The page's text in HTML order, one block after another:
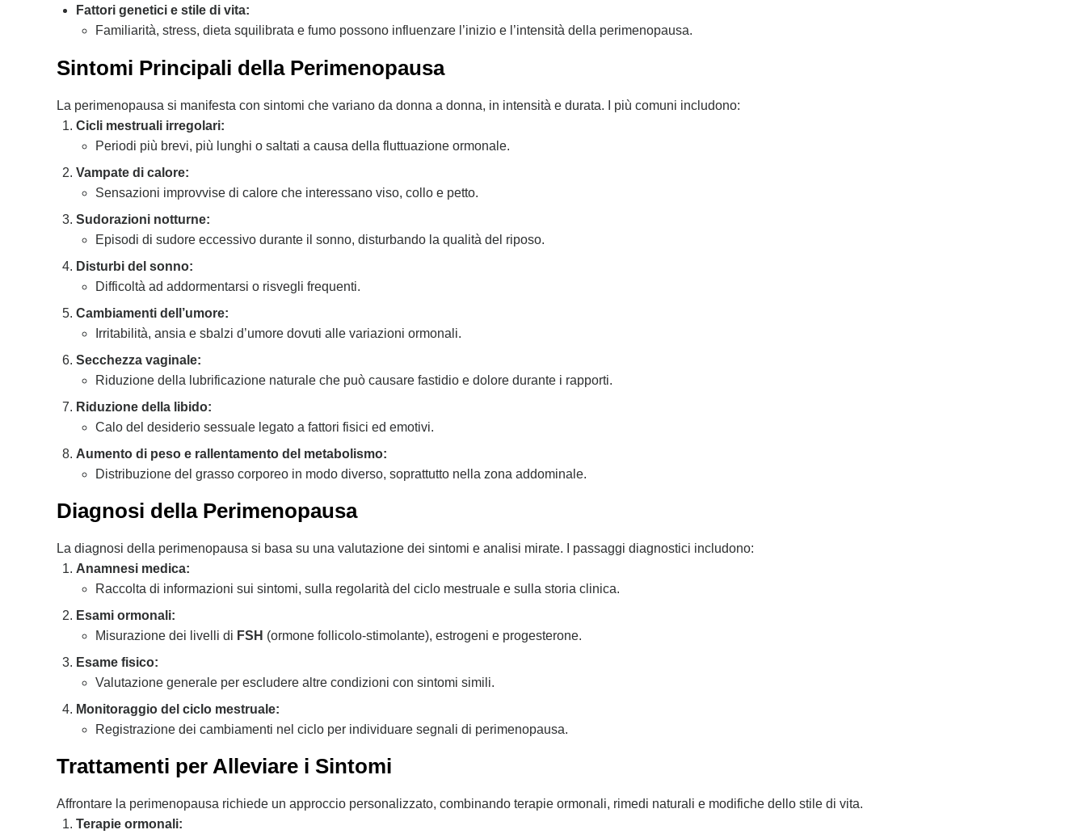
Fattori genetici e stile di vita:
Familiarità, stress, dieta squilibrata e fumo possono influenzare l’inizio e l’intensità della perimenopausa.
Sintomi Principali della Perimenopausa
La perimenopausa si manifesta con sintomi che variano da donna a donna, in intensità e durata. I più comuni includono:
Cicli mestruali irregolari:
Periodi più brevi, più lunghi o saltati a causa della fluttuazione ormonale.
Vampate di calore:
Sensazioni improvvise di calore che interessano viso, collo e petto.
Sudorazioni notturne:
Episodi di sudore eccessivo durante il sonno, disturbando la qualità del riposo.
Disturbi del sonno:
Difficoltà ad addormentarsi o risvegli frequenti.
Cambiamenti dell’umore:
Irritabilità, ansia e sbalzi d’umore dovuti alle variazioni ormonali.
Secchezza vaginale:
Riduzione della lubrificazione naturale che può causare fastidio e dolore durante i rapporti.
Riduzione della libido:
Calo del desiderio sessuale legato a fattori fisici ed emotivi.
Aumento di peso e rallentamento del metabolismo:
Distribuzione del grasso corporeo in modo diverso, soprattutto nella zona addominale.
Diagnosi della Perimenopausa
La diagnosi della perimenopausa si basa su una valutazione dei sintomi e analisi mirate. I passaggi diagnostici includono:
Anamnesi medica:
Raccolta di informazioni sui sintomi, sulla regolarità del ciclo mestruale e sulla storia clinica.
Esami ormonali:
Misurazione dei livelli di FSH (ormone follicolo-stimolante), estrogeni e progesterone.
Esame fisico:
Valutazione generale per escludere altre condizioni con sintomi simili.
Monitoraggio del ciclo mestruale:
Registrazione dei cambiamenti nel ciclo per individuare segnali di perimenopausa.
Trattamenti per Alleviare i Sintomi
Affrontare la perimenopausa richiede un approccio personalizzato, combinando terapie ormonali, rimedi naturali e modifiche dello stile di vita.
Terapie ormonali: